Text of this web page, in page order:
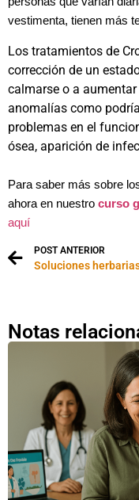
vestimenta, tienen más
Los tratamientos de
corrección de un
calmarse o a
anomalías como
problemas en el
ósea, aparición de
Para saber más sobre
ahora en nuestro curso
aquí
POST ANTERIOR
Notas